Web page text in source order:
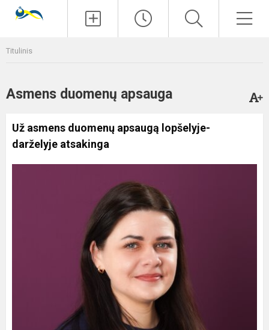
Titulinis
Asmens duomenų apsauga
Už asmens duomenų apsaugą lopšelyje-
darželyje atsakinga